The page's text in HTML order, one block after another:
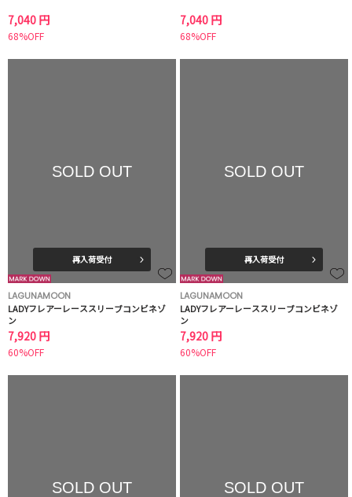
7,040 円
68%OFF
7,040 円
68%OFF
SOLD OUT
再入荷受付
LAGUNAMOON
LADYフレアーレーススリーブコンビネゾ
ン
7,920 円
60%OFF
SOLD OUT
再入荷受付
LAGUNAMOON
LADYフレアーレーススリーブコンビネゾ
ン
7,920 円
60%OFF
SOLD OUT SOLD OUT